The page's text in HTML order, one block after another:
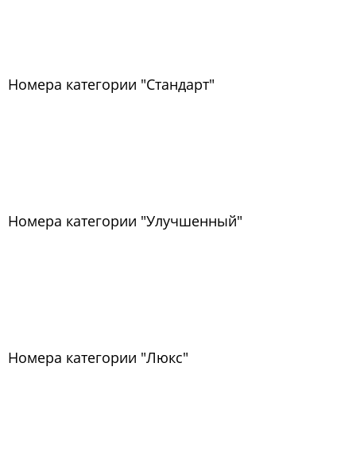
Номера категории "Стандарт"
Номера категории "Улучшенный"
Номера категории "Люкс"